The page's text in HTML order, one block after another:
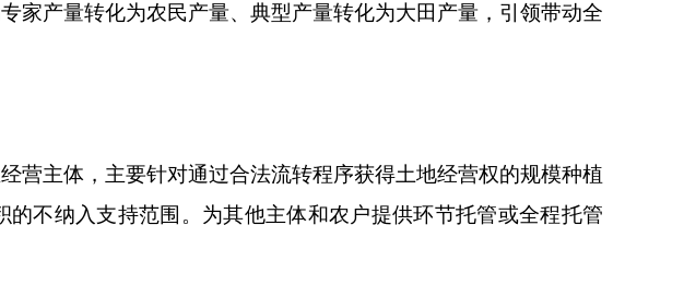
家产量转化为农民产量、典型产量转化为大田产量，引领带动全
主体，主要针对通过合法流转程序获得土地经营权的规模种植
不纳入支持范围。为其他主体和农户提供环节托管或全程托管